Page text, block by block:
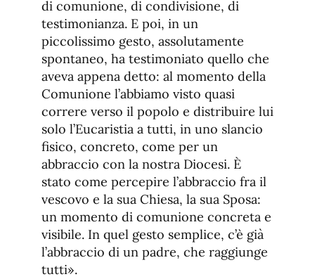
di comunione, di condivisione, di
testimonianza. E poi, in un
piccolissimo gesto, assolutamente
spontaneo, ha testimoniato quello che
aveva appena detto: al momento della
Comunione l’abbiamo visto quasi
correre verso il popolo e distribuire lui
solo l’Eucaristia a tutti, in uno slancio
fisico, concreto, come per un
abbraccio con la nostra Diocesi. È
stato come percepire l’abbraccio fra il
vescovo e la sua Chiesa, la sua Sposa:
un momento di comunione concreta e
visibile. In quel gesto semplice, c’è già
l’abbraccio di un padre, che raggiunge
tutti».